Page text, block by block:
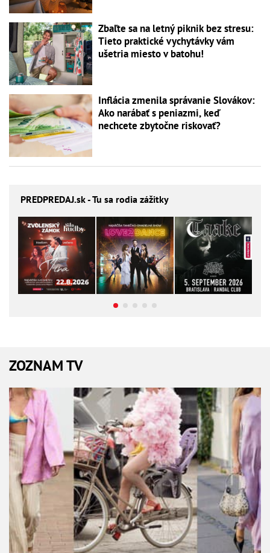
Zbaľte sa na letný piknik bez stresu:
Tieto praktické vychytávky vám
ušetria miesto v batohu!
Inflácia zmenila správanie Slovákov:
Ako narábať s peniazmi, keď
nechcete zbytočne riskovať?
PREDPREDAJ.sk - Tu sa rodia zážitky
ZOZNAM TV